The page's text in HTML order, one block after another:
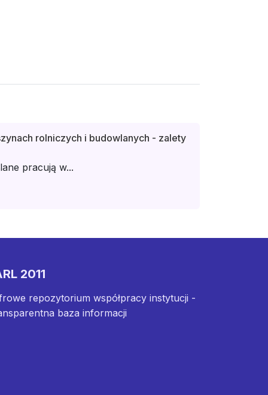
rolniczych i budowlanych - zalety
pracują w...
2011
repozytorium współpracy instytucji -
baza informacji